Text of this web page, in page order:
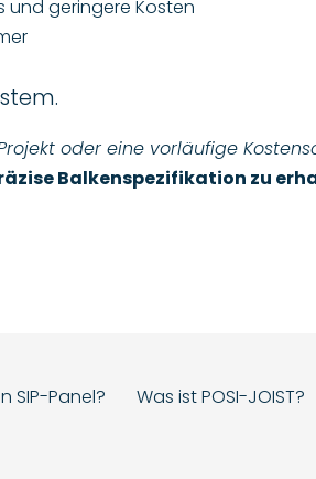
und geringere Kosten
oder eine vorläufige
Balkenspezifikation zu
SIP-Panel? Was ist POSI-JOIST?